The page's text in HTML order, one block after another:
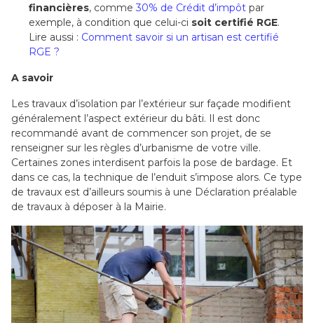
financières, comme 30% de Crédit d’impôt par
exemple, à condition que celui-ci soit certifié RGE.
Lire aussi : Comment savoir si un artisan est certifié
RGE ?
A savoir
Les travaux d’isolation par l’extérieur sur façade modifient
généralement l’aspect extérieur du bâti. Il est donc
recommandé avant de commencer son projet, de se
renseigner sur les règles d’urbanisme de votre ville.
Certaines zones interdisent parfois la pose de bardage. Et
dans ce cas, la technique de l’enduit s’impose alors. Ce type
de travaux est d’ailleurs soumis à une Déclaration préalable
de travaux à déposer à la Mairie.